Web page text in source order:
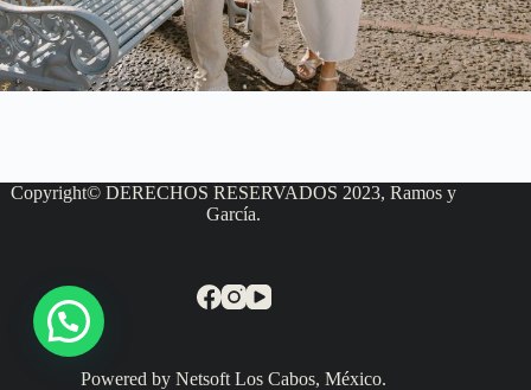
Copyright© DERECHOS RESERVADOS 2023, Ramos y
García.
Powered by Netsoft Los Cabos, México.